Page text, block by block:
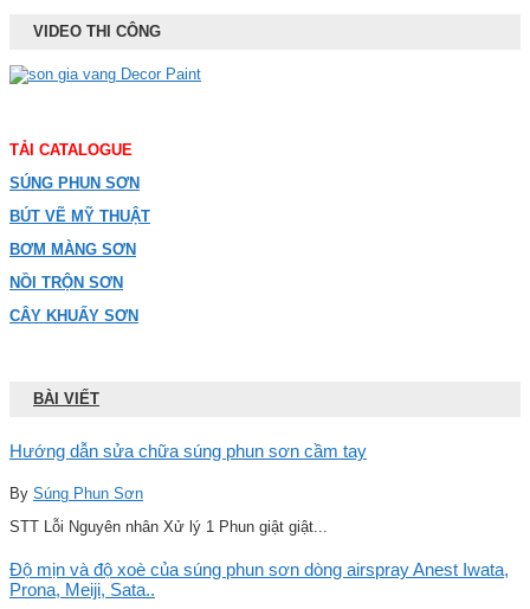
VIDEO THI CÔNG
TẢI CATALOGUE
SÚNG PHUN SƠN
BÚT VẼ MỸ THUẬT
BƠM MÀNG SƠN
NỒI TRỘN SƠN
CÂY KHUẤY SƠN
BÀI VIẾT
Hướng dẫn sửa chữa súng phun sơn cầm tay
By Súng Phun Sơn
STT Lỗi Nguyên nhân Xử lý 1 Phun giật giật...
Độ mịn và độ xoè của súng phun sơn dòng airspray Anest Iwata,
Prona, Meiji, Sata..